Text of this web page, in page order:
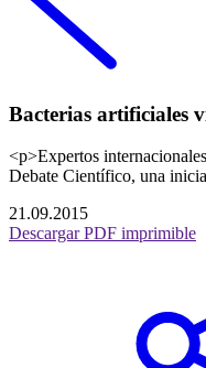
Bacterias artificiales
<p>Expertos
Debate Científico, una
21.09.2015
Descargar PDF imprimible